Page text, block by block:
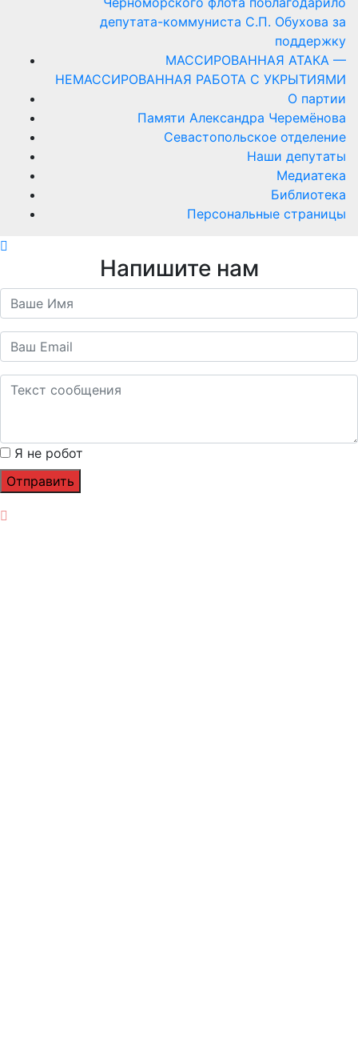
НЕМАССИРОВАННАЯ РАБОТА С УКРЫТИЯМИ
О партии
Памяти Александра Черемёнова
Севастопольское отделение
Наши депутаты
Медиатека
Библиотека
Персональные страницы
Напишите нам
Я не робот